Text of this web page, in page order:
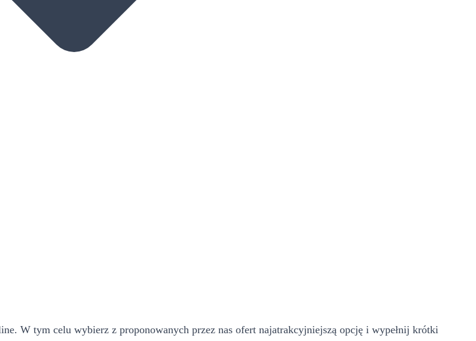
W tym celu wybierz z proponowanych przez nas ofert najatrakcyjniejszą opcję i wypełnij krótki